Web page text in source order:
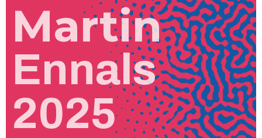
Martin
Ennals
2025